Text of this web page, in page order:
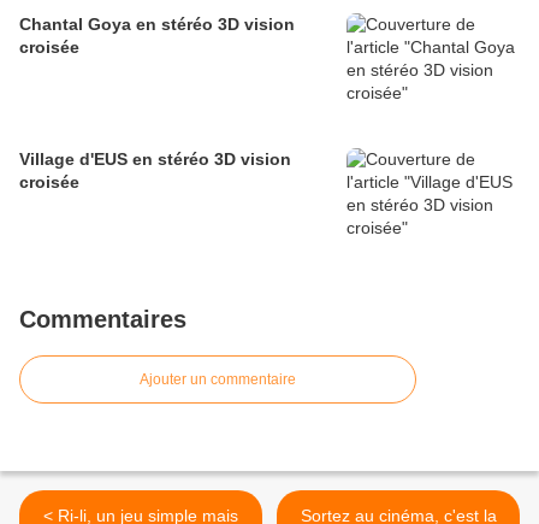
Chantal Goya en stéréo 3D vision
croisée
Village d'EUS en stéréo 3D vision
croisée
Commentaires
Ajouter un commentaire
< Ri-li, un jeu simple mais Sortez au cinéma, c'est la